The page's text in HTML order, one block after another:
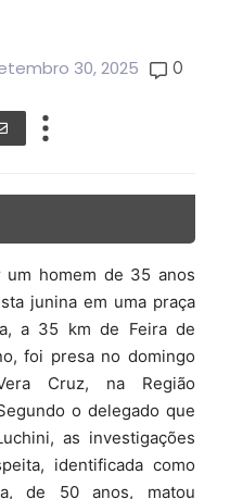
30, 2025 0
um homem de 35 anos
junina em uma praça
a 35 km de Feira de
foi presa no domingo
Cruz, na Região
o delegado que
as investigações
identificada como
de 50 anos, matou